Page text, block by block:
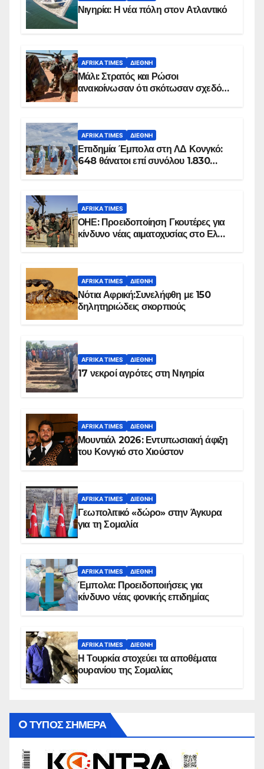
Νιγηρία: Η νέα πόλη στον Ατλαντικό
AFRIKA TIMES ΔΙΕΘΝΉ
Μάλι: Στρατός και Ρώσοι
ανακοίνωσαν ότι σκότωσαν σχεδόν
AFRIKA TIMES ΔΙΕΘΝΉ
Επιδημία Έμπολα στη ΛΔ Κονγκό:
648 θάνατοι επί συνόλου 1.830
AFRIKA TIMES
ΟΗΕ: Προειδοποίηση Γκουτέρες για
κίνδυνο νέας αιματοχυσίας στο Ελ
AFRIKA TIMES ΔΙΕΘΝΉ
Νότια Αφρική:Συνελήφθη με 150
δηλητηριώδεις σκορπιούς
AFRIKA TIMES ΔΙΕΘΝΉ
17 νεκροί αγρότες στη Νιγηρία
AFRIKA TIMES ΔΙΕΘΝΉ
Μουντιάλ 2026: Εντυπωσιακή άφιξη
του Κονγκό στο Χιούστον
AFRIKA TIMES ΔΙΕΘΝΉ
Γεωπολιτικό «δώρο» στην Άγκυρα
για τη Σομαλία
AFRIKA TIMES ΔΙΕΘΝΉ
Έμπολα: Προειδοποιήσεις για
κίνδυνο νέας φονικής επιδημίας
AFRIKA TIMES ΔΙΕΘΝΉ
Η Τουρκία στοχεύει τα αποθέματα
ουρανίου της Σομαλίας
O ΤΥΠΟΣ ΣΗΜΕΡΑ